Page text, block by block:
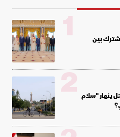
بين
1
ينهار "سلام 2